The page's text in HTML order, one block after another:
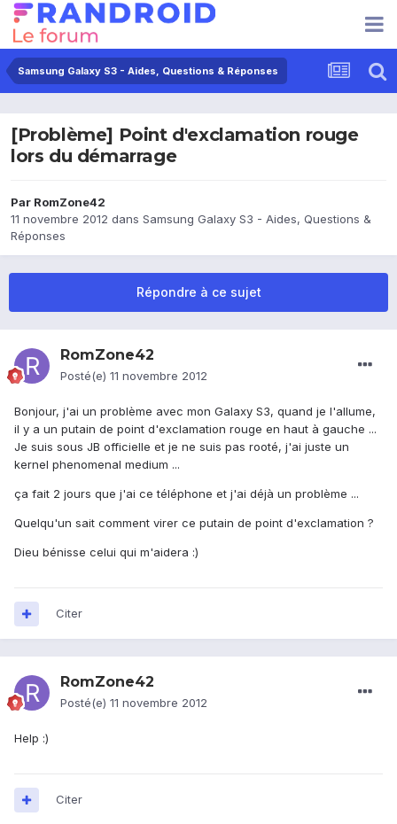
Samsung Galaxy S3 - Aides, Questions & Réponses
[Problème] Point d'exclamation rouge
lors du démarrage
Par RomZone42
11 novembre 2012 dans Samsung Galaxy S3 - Aides, Questions &
Réponses
Répondre à ce sujet
RomZone42
Posté(e) 11 novembre 2012
Bonjour, j'ai un problème avec mon Galaxy S3, quand je l'allume,
il y a un putain de point d'exclamation rouge en haut à gauche ...
Je suis sous JB officielle et je ne suis pas rooté, j'ai juste un
kernel phenomenal medium ...
ça fait 2 jours que j'ai ce téléphone et j'ai déjà un problème ...
Quelqu'un sait comment virer ce putain de point d'exclamation ?
Dieu bénisse celui qui m'aidera :)
Citer
RomZone42
Posté(e) 11 novembre 2012
Help :)
Citer